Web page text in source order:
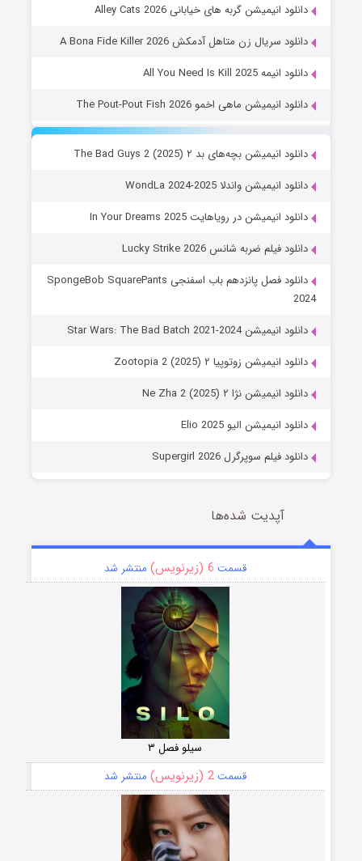
دانلود انیمیشن گربه های خیابانی Alley Cats 2026
دانلود سریال زن متاهل آدمکش A Bona Fide Killer 2026
دانلود انیمه All You Need Is Kill 2025
دانلود انیمیشن ماهی اخمو The Pout-Pout Fish 2026
دانلود انیمیشن بچه‌های بد ۲ The Bad Guys 2 (2025)
دانلود انیمیشن واندلا WondLa 2024-2025
دانلود انیمیشن در رویاهایت In Your Dreams 2025
دانلود فیلم ضربه شانس Lucky Strike 2026
دانلود فصل پانزدهم باب اسفنجی SpongeBob SquarePants
2024
دانلود انیمیشن Star Wars: The Bad Batch 2021-2024
دانلود انیمیشن زوتوپیا ۲ Zootopia 2 (2025)
دانلود انیمیشن نژا ۲ Ne Zha 2 (2025)
دانلود انیمیشن الیو Elio 2025
دانلود فیلم سوپرگرل Supergirl 2026
آپدیت شده‌ها
قسمت 6 (زیرنویس) منتشر شد
سیلو فصل ۳
قسمت2 (زیرنویس) منتشر شد